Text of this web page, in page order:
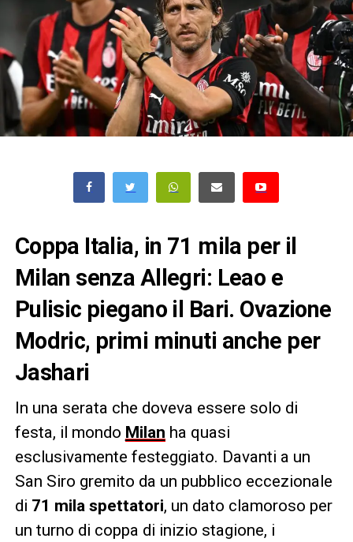
Coppa Italia, in 71 mila per il
Milan senza Allegri: Leao e
Pulisic piegano il Bari. Ovazione
Modric, primi minuti anche per
Jashari
In una serata che doveva essere solo di
festa, il mondo Milan ha quasi
esclusivamente festeggiato. Davanti a un
San Siro gremito da un pubblico eccezionale
di 71 mila spettatori, un dato clamoroso per
un turno di coppa di inizio stagione, i